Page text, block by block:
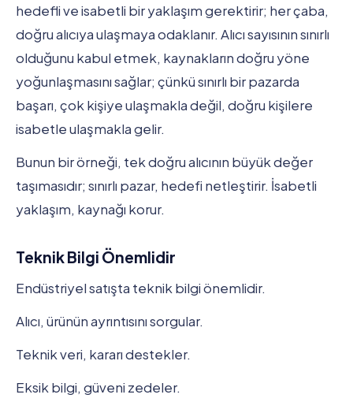
hedefli ve isabetli bir yaklaşım gerektirir; her çaba,
doğru alıcıya ulaşmaya odaklanır. Alıcı sayısının sınırlı
olduğunu kabul etmek, kaynakların doğru yöne
yoğunlaşmasını sağlar; çünkü sınırlı bir pazarda
başarı, çok kişiye ulaşmakla değil, doğru kişilere
isabetle ulaşmakla gelir.
Bunun bir örneği, tek doğru alıcının büyük değer
taşımasıdır; sınırlı pazar, hedefi netleştirir. İsabetli
yaklaşım, kaynağı korur.
Teknik Bilgi Önemlidir
Endüstriyel satışta teknik bilgi önemlidir.
Alıcı, ürünün ayrıntısını sorgular.
Teknik veri, kararı destekler.
Eksik bilgi, güveni zedeler.